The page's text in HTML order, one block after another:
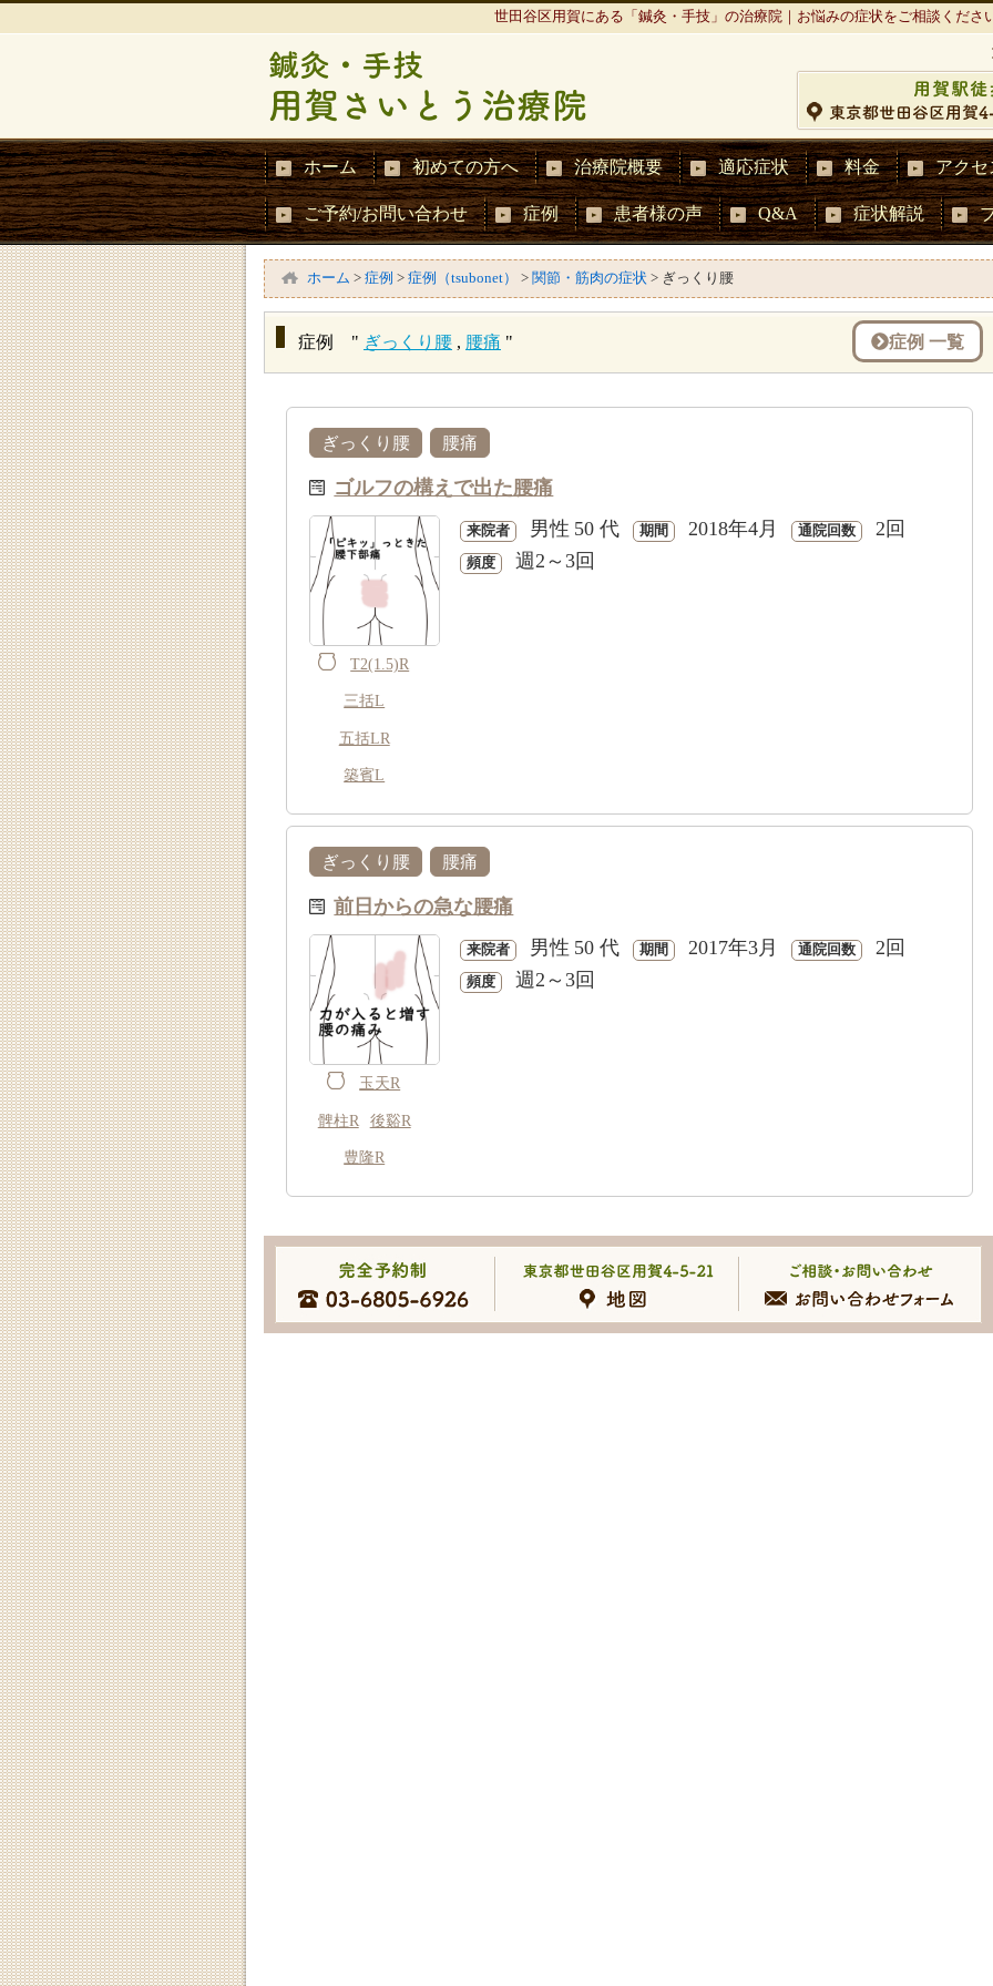
世田谷区用賀にある「鍼灸・手技」の治療院｜お悩みの症状をご相談くださ
ホーム 初めての方へ 治療院概要 適応症状 料金 アクセ
ご予約/お問い合わせ 症例 患者様の声 Q&A 症状解説
ホーム > 症例 > 症例（tsubonet） > 関節・筋肉の症状 > ぎっくり腰
症例 " ぎっくり腰 , 腰痛 " 症例 一覧
ぎっくり腰 腰痛
ゴルフの構えで出た腰痛
T2(1.5)R
三括L
五括LR
築賓L
来院者 男性 50 代 期間 2018年4月 通院回数 2回
頻度 週2～3回
ぎっくり腰 腰痛
前日からの急な腰痛
玉天R
髀柱R 後谿R
豊隆R
来院者 男性 50 代 期間 2017年3月 通院回数 2回
頻度 週2～3回